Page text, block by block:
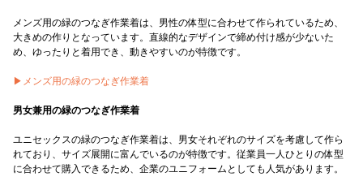
メンズ用の緑のつなぎ作業着は、男性の体型に合わせて作られているため、
大きめの作りとなっています。直線的なデザインで締め付け感が少ないた
め、ゆったりと着用でき、動きやすいのが特徴です。
▶︎メンズ用の緑のつなぎ作業着
男女兼用の緑のつなぎ作業着
ユニセックスの緑のつなぎ作業着は、男女それぞれのサイズを考慮して作ら
れており、サイズ展開に富んでいるのが特徴です。従業員一人ひとりの体型
に合わせて購入できるため、企業のユニフォームとしても人気があります。